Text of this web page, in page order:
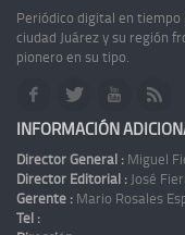
Periódico digital en
ciudad Juárez y su región
pionero en su tipo.
INFORMACIÓN
Director General : Miguel
Director Editorial : José
Gerente : Mario Rosales
Tel :